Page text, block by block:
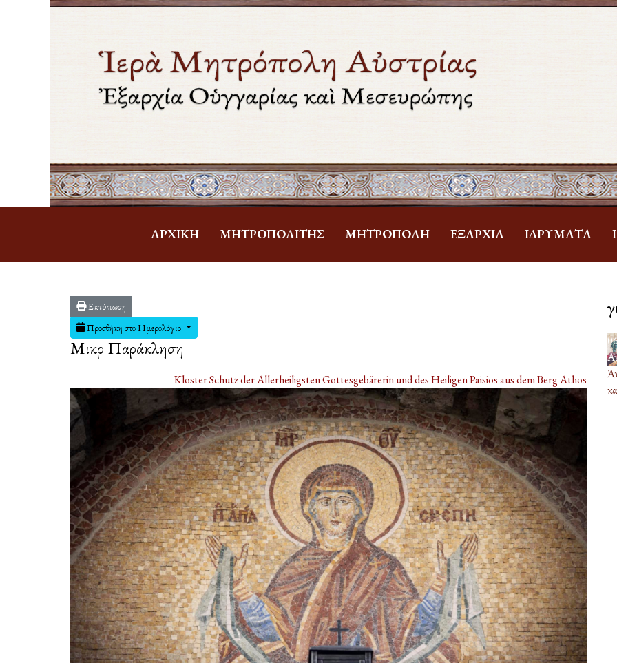
ἈΡΧΙΚΉ ΜΗΤΡΟΠΟΛΊΤΗΣ ΜΗΤΡΌΠΟΛΗ ἘΞΑΡΧΊΑ ἹΔΡΎΜΑΤΑ
Εκτύπωση
Προσθήκη στο Ημερολόγιο
Μικρὰ Παράκληση
Kloster Schutz der Allerheiligsten Gottesgebärerin und des Heiligen Paisios aus dem Berg Athos